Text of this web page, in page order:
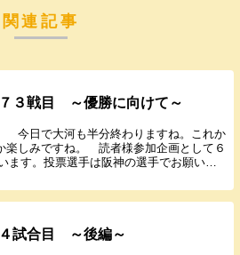
関連記事
３戦目 ～優勝に向けて～
今日で大河も半分終わりますね。これか
楽しみですね。 読者様参加企画として６
ます。投票選手は阪神の選手でお願いし
試合目 ～後編～